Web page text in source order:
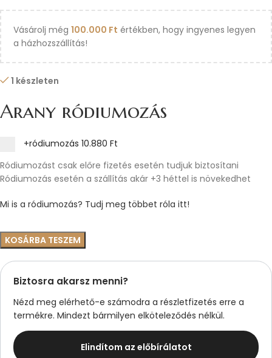
Vásárolj még 100.000 Ft értékben, hogy ingyenes legyen
a házhozszállítás!
1 készleten
Arany ródiumozás
+ródiumozás 10.880 Ft
Ródiumozást csak előre fizetés esetén tudjuk biztosítani
Ródiumozás esetén a szállítás akár +3 héttel is növekedhet
Mi is a ródiumozás? Tudj meg többet róla itt!
KOSÁRBA TESZEM
Biztosra akarsz menni?
Nézd meg elérhető-e számodra a részletfizetés erre a
termékre. Mindezt bármilyen elköteleződés nélkül.
Elindítom az előbírálatot